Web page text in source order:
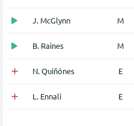
J. McGlynn Μ
B. Raines Μ
N. Quiñónes Ε
L. Ennali Ε